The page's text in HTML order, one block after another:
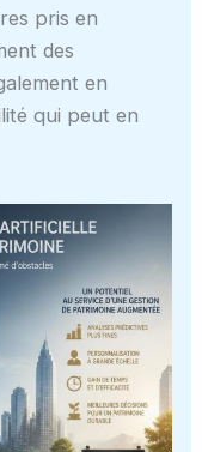
pris en
des
en
qui peut en